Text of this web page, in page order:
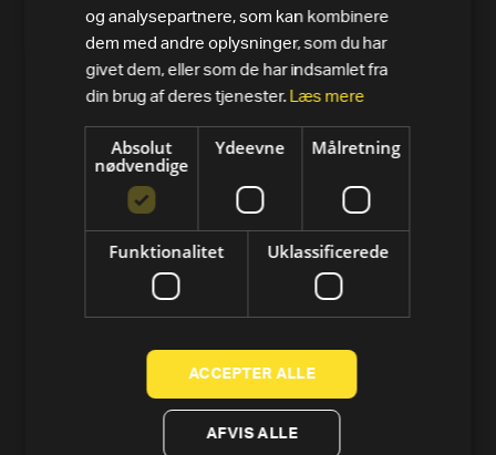
Alle varer
Løbebånd
Motionscykler
Crosstrainer og elliptical
Romaskine
Technogym-app
Technogym Preowned
og analysepartnere, som kan kombinere
dem med andre oplysninger, som du har
givet dem, eller som de har indsamlet fra
din brug af deres tjenester. Læs mere
Absolut
nødvendige
Ydeevne Målretning
Funktionalitet Uklassificerede
ACCEPTER ALLE
AFVIS ALLE